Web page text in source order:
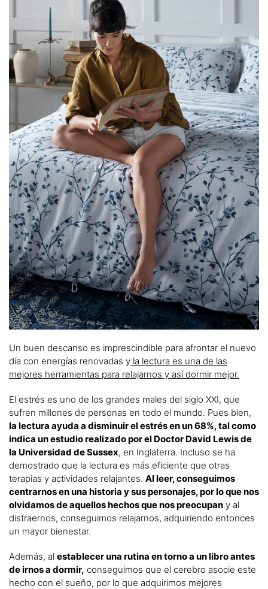
Un buen descanso es imprescindible para afrontar el nuevo
día con energías renovadas y la lectura es una de las
mejores herramientas para relajarnos y así dormir mejor.
El estrés es uno de los grandes males del siglo XXI, que
sufren millones de personas en todo el mundo. Pues bien,
la lectura ayuda a disminuir el estrés en un 68%, tal como
indica un estudio realizado por el Doctor David Lewis de
la Universidad de Sussex, en Inglaterra. Incluso se ha
demostrado que la lectura es más eficiente que otras
terapias y actividades relajantes. Al leer, conseguimos
centrarnos en una historia y sus personajes, por lo que nos
olvidamos de aquellos hechos que nos preocupan y al
distraernos, conseguimos relajarnos, adquiriendo entonces
un mayor bienestar.
Además, al establecer una rutina en torno a un libro antes
de irnos a dormir, conseguimos que el cerebro asocie este
hecho con el sueño, por lo que adquirimos mejores